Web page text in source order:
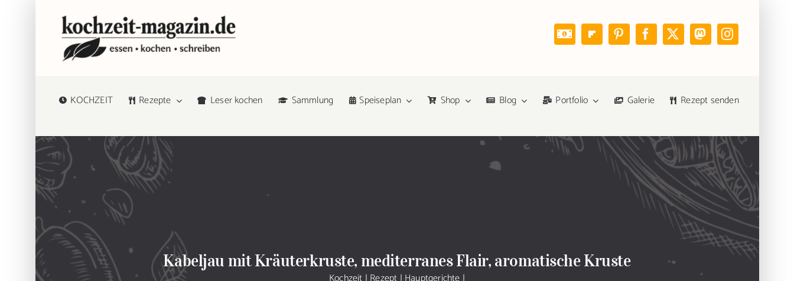
KOCHZEIT Rezepte Leser kochen Sammlung Speiseplan Shop Blog Portfolio Galerie Rezept senden
Kabeljau mit Kräuterkruste, mediterranes Flair, aromatische Kruste